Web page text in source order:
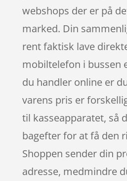
webshops der er på
marked. Din
rent faktisk lave
mobiltelefon i bussen
du handler online er
varens pris er
til kasseapparatet, så
bagefter for at få den
Shoppen sender din
adresse, medmindre